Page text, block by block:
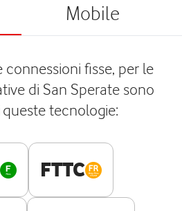
Mobile
connessioni fisse, per le
di San Sperate sono
tecnologie:
FTTC